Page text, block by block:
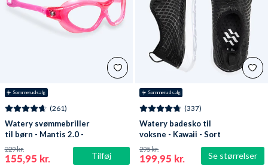
☀️ Sommerudsalg
Tilføj
(261)
Watery svømmebriller
til børn - Mantis 2.0 -
Atlantic Pink/klar
155,95 kr.
229 kr.
☀️ Sommerudsalg
Se størrelser
(337)
Watery badesko til
voksne - Kawaii - Sort
199,95 kr.
295 kr.